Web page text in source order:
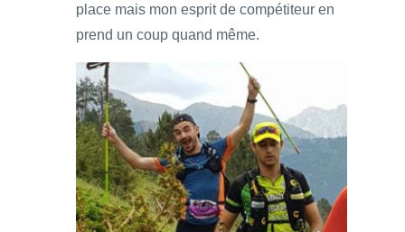
place mais mon esprit de compétiteur en
prend un coup quand même.